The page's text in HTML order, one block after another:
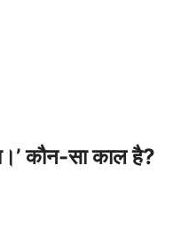
कौन-सा काल है?